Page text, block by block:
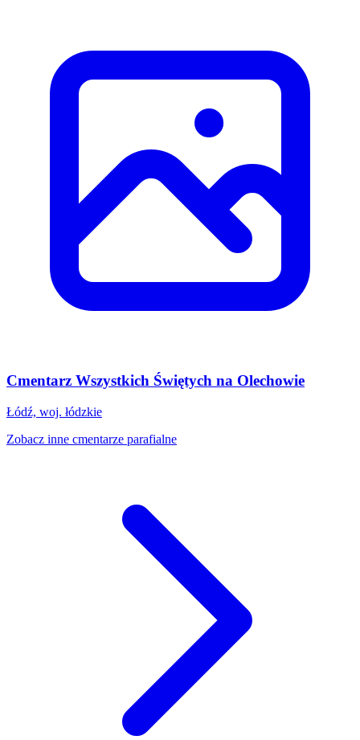
Cmentarz Wszystkich Świętych na Olechowie
Łódź, woj. łódzkie
Zobacz inne cmentarze parafialne